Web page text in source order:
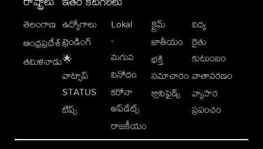
తెలంగాణ
ఆంధ్రప్రదేశ్
తమిళనాడు
ఉద్యోగాలు
ట్రెండింగ్
🌟
వాట్సాప్
STATUS
టిప్స్
Lokal
-
మగువ
వినోదం
కరోనా
అప్‌డేట్స్
రాజకీయం
క్రైమ్
జాతీయం
భక్తి
సమాచారం
క్లాసిఫైడ్స్
విద్య
రైతు
కుటుంబం
వాతావరణం
వ్యాపార
ప్రపంచం